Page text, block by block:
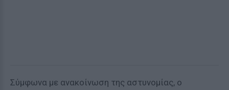
Σύμφωνα με ανακοίνωση της αστυνομίας, ο